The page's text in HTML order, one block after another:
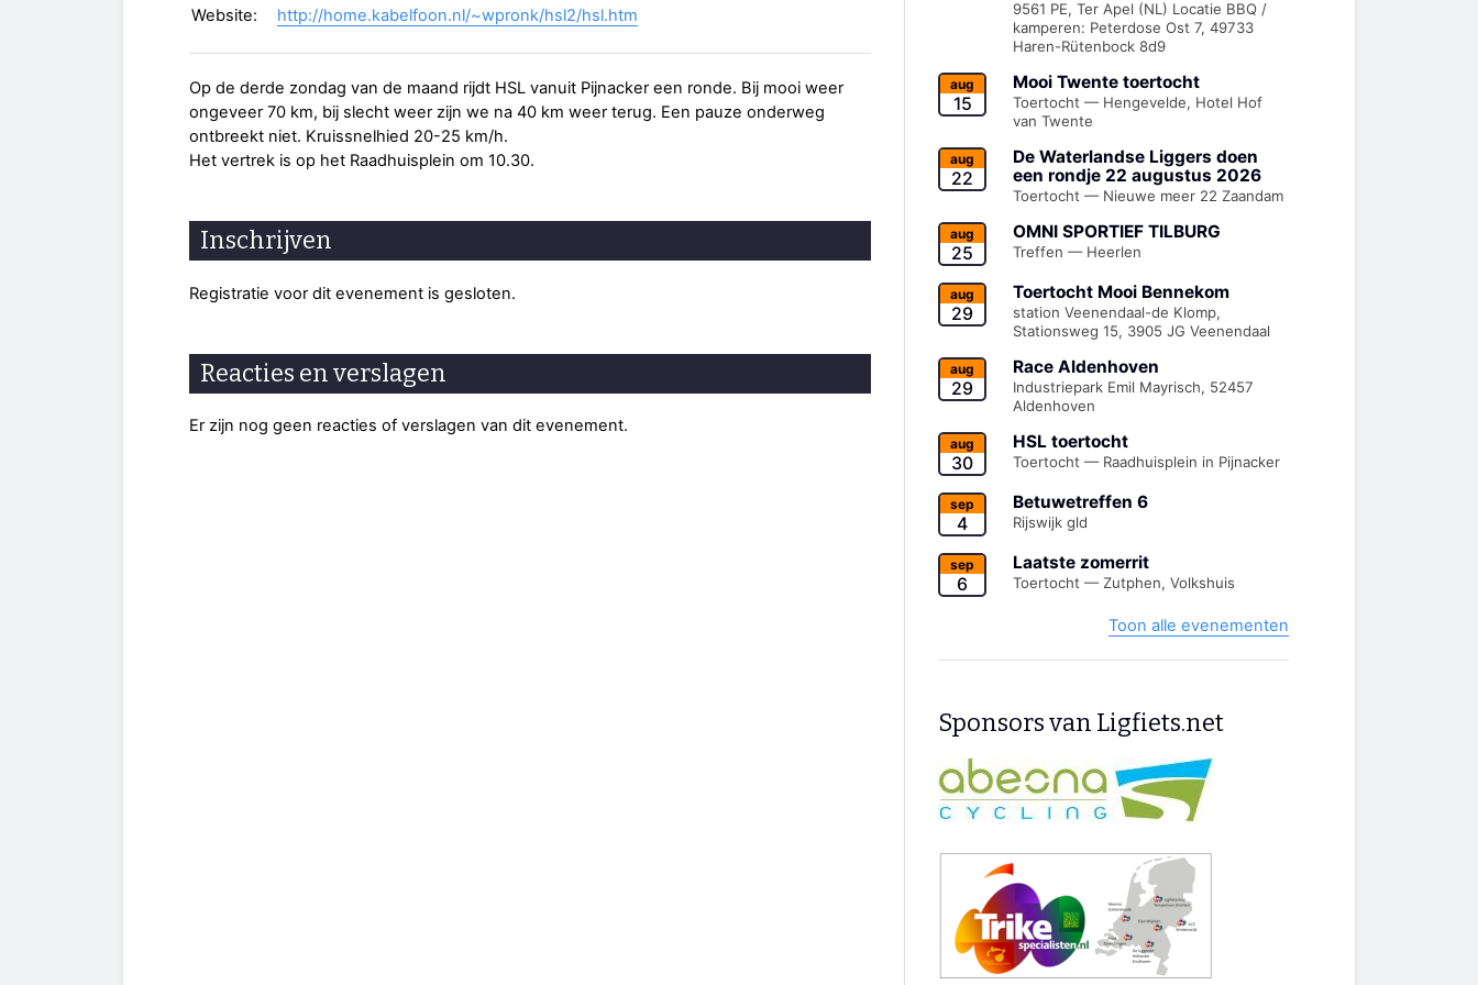
Website:
http://home.kabelfoon.nl/~wpronk/hsl2/hsl.htm
Op de derde zondag van de maand rijdt HSL vanuit Pijnacker een ronde. Bij mooi weer
ongeveer 70 km, bij slecht weer zijn we na 40 km weer terug. Een pauze onderweg
ontbreekt niet. Kruissnelhied 20-25 km/h.
Het vertrek is op het Raadhuisplein om 10.30.
Inschrijven
Registratie voor dit evenement is gesloten.
Reacties en verslagen
Er zijn nog geen reacties of verslagen van dit evenement.
9561 PE, Ter Apel (NL) Locatie BBQ /
kamperen: Peterdose Ost 7, 49733
Haren-Rütenbock 8d9
aug
15
Mooi Twente toertocht
Toertocht — Hengevelde, Hotel Hof
van Twente
aug
22
De Waterlandse Liggers doen
een rondje 22 augustus 2026
Toertocht — Nieuwe meer 22 Zaandam
aug
25
OMNI SPORTIEF TILBURG
Treffen — Heerlen
aug
29
Toertocht Mooi Bennekom
station Veenendaal-de Klomp,
Stationsweg 15, 3905 JG Veenendaal
aug
29
Race Aldenhoven
Industriepark Emil Mayrisch, 52457
Aldenhoven
aug
30
HSL toertocht
Toertocht — Raadhuisplein in Pijnacker
sep
4
Betuwetreffen 6
Rijswijk gld
sep
6
Laatste zomerrit
Toertocht — Zutphen, Volkshuis
Toon alle evenementen
Sponsors van Ligfiets.net